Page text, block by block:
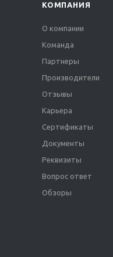
КОМПАНИЯ
О компании
Команда
Партнеры
Производители
Отзывы
Карьера
Сертификаты
Документы
Реквизиты
Вопрос ответ
Обзоры